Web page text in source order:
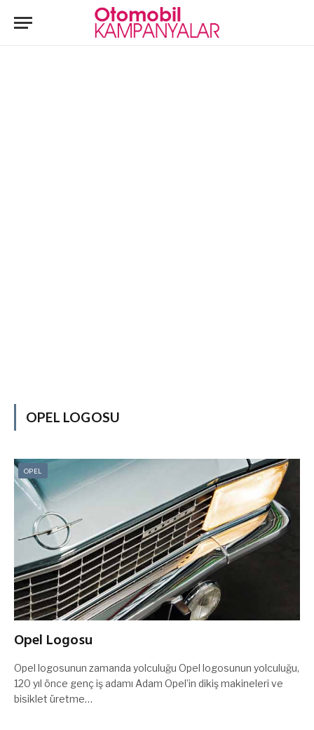
OPEL LOGOSU
OPEL
Opel Logosu
Opel logosunun zamanda yolculuğu Opel logosunun yolculuğu,
120 yıl önce genç iş adamı Adam Opel’in dikiş makineleri ve
bisiklet üretme…